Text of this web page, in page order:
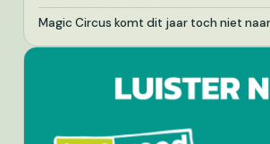
Magic Circus komt dit jaar toch niet